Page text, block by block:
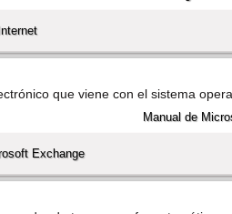
que viene con el sistema
Exchange